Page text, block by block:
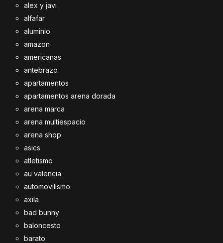
alex y javi
alfafar
aluminio
amazon
americanas
antebrazo
apartamentos
apartamentos arena dorada
arena marca
arena multiespacio
arena shop
asics
atletismo
au valencia
automovilismo
axila
bad bunny
baloncesto
barato